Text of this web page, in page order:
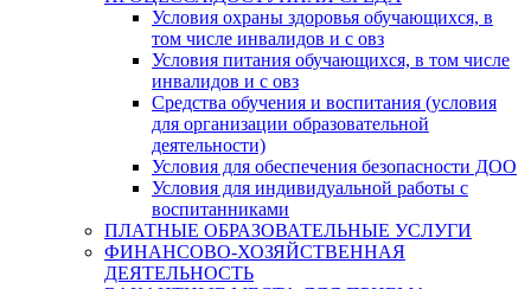
Условия охраны здоровья обучающихся, в
том числе инвалидов и с овз
Условия питания обучающихся, в том числе
инвалидов и с овз
Средства обучения и воспитания (условия
для организации образовательной
деятельности)
Условия для обеспечения безопасности ДОО
Условия для индивидуальной работы с
воспитанниками
ПЛАТНЫЕ ОБРАЗОВАТЕЛЬНЫЕ УСЛУГИ
ФИНАНСОВО-ХОЗЯЙСТВЕННАЯ
ДЕЯТЕЛЬНОСТЬ